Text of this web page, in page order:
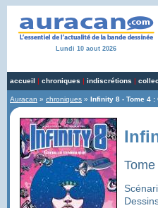
Lundi 10 aout 2026
accueil | chroniques | indiscrétions |
Auracan » chroniques » Infinity 8 - Tome 4
Tome